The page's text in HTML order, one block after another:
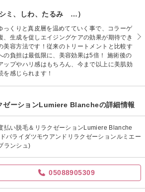
ミ、しわ、たるみ …）
っくりと真皮層を温めてていく事で、コラーゲ
、生成を促しエイジングケアの効果が期待でき
美容方法です！従来のトリートメントと比較す
の負担は最低限に、美容効果は5倍！ 施術後の
ップやハリ感はもちろん、今まで以上に美肌効
を感じられます！
ゼーションLumiere Blancheの詳細情報
払い脱毛＆リラクゼーションLumiere Blanche
バライダツモウアンドリラクゼーションルミエー
ランシュ)
05088905309